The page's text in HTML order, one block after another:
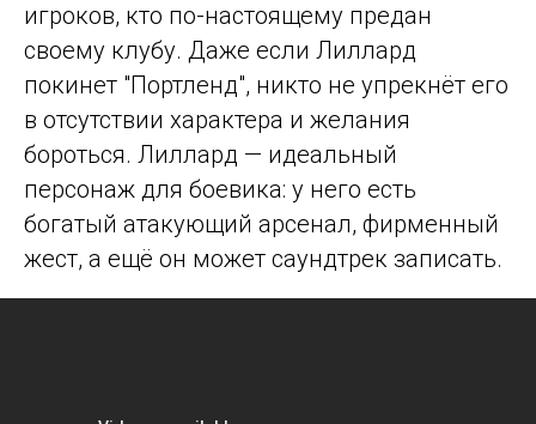
игроков, кто по-настоящему предан
своему клубу. Даже если Лиллард
покинет "Портленд", никто не упрекнёт его
в отсутствии характера и желания
бороться. Лиллард — идеальный
персонаж для боевика: у него есть
богатый атакующий арсенал, фирменный
жест, а ещё он может саундтрек записать.